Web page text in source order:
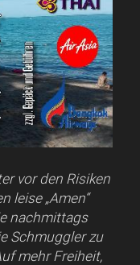
vor den Risiken
leise „Amen“
nachmittags
Schmuggler zu
mehr Freiheit,